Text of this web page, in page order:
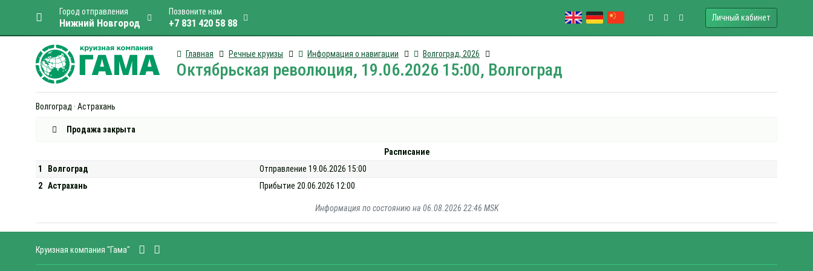
Город отправления
Нижний Новгород
Позвоните нам
+7 831 420 58 88 Личный кабинет
Главная Речные круизы Информация о навигации Волгоград, 2026
Октябрьская революция, 19.06.2026 15:00, Волгоград
Волгоград · Астрахань
Продажа закрыта
Расписание
1
Волгоград
Отправление 19.06.2026 15:00
2 Астрахань Прибытие 20.06.2026 12:00
Информация по состоянию на 06.08.2026 22:46 MSK
Круизная компания "Гама"